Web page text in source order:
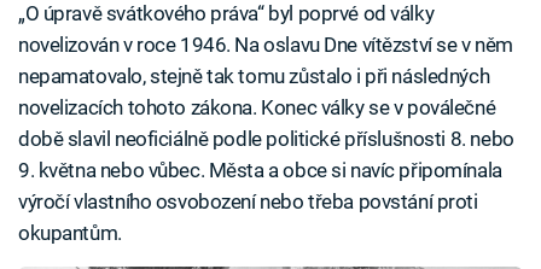
„O úpravě svátkového práva“ byl poprvé od války
novelizován v roce 1946. Na oslavu Dne vítězství se v něm
nepamatovalo, stejně tak tomu zůstalo i při následných
novelizacích tohoto zákona. Konec války se v poválečné
době slavil neoficiálně podle politické příslušnosti 8. nebo
9. května nebo vůbec. Města a obce si navíc připomínala
výročí vlastního osvobození nebo třeba povstání proti
okupantům.